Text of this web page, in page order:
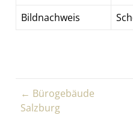
Bildnachweis
← Bürogebäude
Salzburg